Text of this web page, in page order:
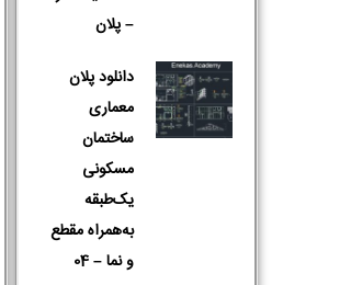
– پلان
دانلود پلان
معماری
ساختمان
مسکونی
یک‌طبقه
به‌همراه مقطع
و نما – 04